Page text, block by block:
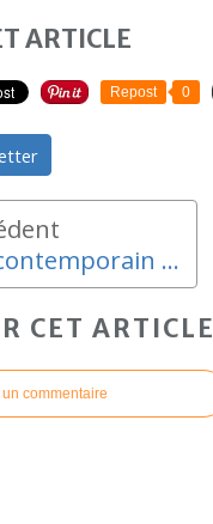
ARTICLE
Repost 0
ARRoYO Jazz contemporain au PIC
CET ARTICLE
commentaire